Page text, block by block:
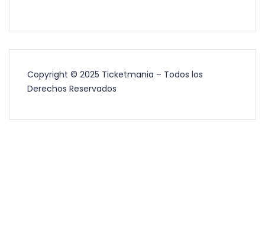
Copyright © 2025 Ticketmania – Todos los
Derechos Reservados